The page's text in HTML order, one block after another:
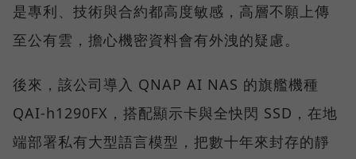
是專利、技術與合約都高度敏感，高層不願上傳
至公有雲，擔心機密資料會有外洩的疑慮。
後來，該公司導入 QNAP AI NAS 的旗艦機種
QAI-h1290FX，搭配顯示卡與全快閃 SSD，在地
端部署私有大型語言模型，把數十年來封存的靜